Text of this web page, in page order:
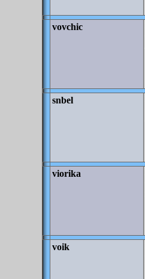
vovchic
snbel
viorika
voik